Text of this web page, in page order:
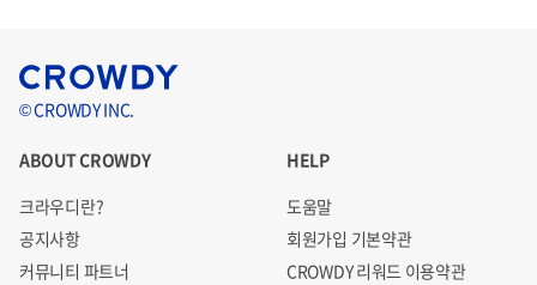
© CROWDY INC.
ABOUT CROWDY
크라우디란?
공지사항
커뮤니티 파트너
HELP
도움말
회원가입 기본약관
CROWDY 리워드 이용약관